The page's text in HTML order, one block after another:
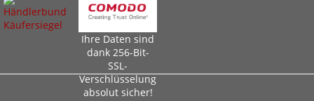
Ihre Daten sind
dank 256-Bit-
SSL-
Verschlüsselung
absolut sicher!